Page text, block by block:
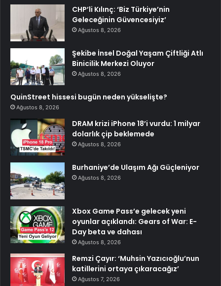
CHP’li Kılınç: ‘Biz Türkiye’nin
Geleceğinin Güvencesiyiz’
Ağustos 8, 2026
Şekibe İnsel Doğal Yaşam Çiftliği Atlı
Binicilik Merkezi Oluyor
Ağustos 8, 2026
QuinStreet hissesi bugün neden yükselişte?
Ağustos 8, 2026
DRAM krizi iPhone 18’i vurdu: 1 milyar
dolarlık çip beklemede
Ağustos 8, 2026
Burhaniye’de Ulaşım Ağı Güçleniyor
Ağustos 8, 2026
Xbox Game Pass’e gelecek yeni
oyunlar açıklandı: Gears of War: E-
Day beta ve dahası
Ağustos 8, 2026
Remzi Çayır: ‘Muhsin Yazıcıoğlu’nun
katillerini ortaya çıkaracağız’
Ağustos 7, 2026